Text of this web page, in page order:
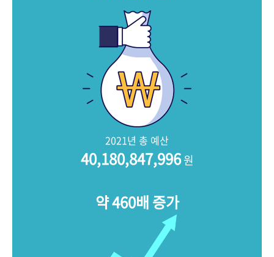
2021년 총 예산
40,180,847,996원
약 460배 증가